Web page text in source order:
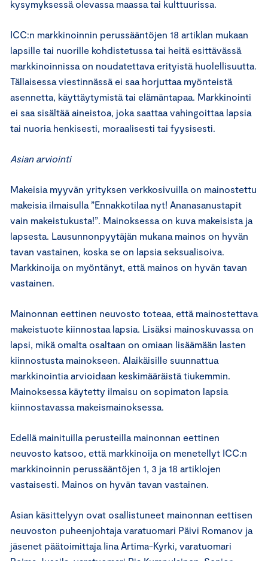
kysymyksessä olevassa maassa tai kulttuurissa.
ICC:n markkinoinnin perussääntöjen 18 artiklan mukaan
lapsille tai nuorille kohdistetussa tai heitä esittävässä
markkinoinnissa on noudatettava erityistä huolellisuutta.
Tällaisessa viestinnässä ei saa horjuttaa myönteistä
asennetta, käyttäytymistä tai elämäntapaa. Markkinointi
ei saa sisältää aineistoa, joka saattaa vahingoittaa lapsia
tai nuoria henkisesti, moraalisesti tai fyysisesti.
Asian arviointi
Makeisia myyvän yrityksen verkkosivuilla on mainostettu
makeisia ilmaisulla ”Ennakkotilaa nyt! Ananasanustapit
vain makeistukusta!”. Mainoksessa on kuva makeisista ja
lapsesta. Lausunnonpyytäjän mukana mainos on hyvän
tavan vastainen, koska se on lapsia seksualisoiva.
Markkinoija on myöntänyt, että mainos on hyvän tavan
vastainen.
Mainonnan eettinen neuvosto toteaa, että mainostettava
makeistuote kiinnostaa lapsia. Lisäksi mainoskuvassa on
lapsi, mikä omalta osaltaan on omiaan lisäämään lasten
kiinnostusta mainokseen. Alaikäisille suunnattua
markkinointia arvioidaan keskimääräistä tiukemmin.
Mainoksessa käytetty ilmaisu on sopimaton lapsia
kiinnostavassa makeismainoksessa.
Edellä mainituilla perusteilla mainonnan eettinen
neuvosto katsoo, että markkinoija on menetellyt ICC:n
markkinoinnin perussääntöjen 1, 3 ja 18 artiklojen
vastaisesti. Mainos on hyvän tavan vastainen.
Asian käsittelyyn ovat osallistuneet mainonnan eettisen
neuvoston puheenjohtaja varatuomari Päivi Romanov ja
jäsenet päätoimittaja Iina Artima-Kyrki, varatuomari